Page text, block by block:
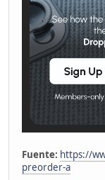
Fuente: https://
preorder-a